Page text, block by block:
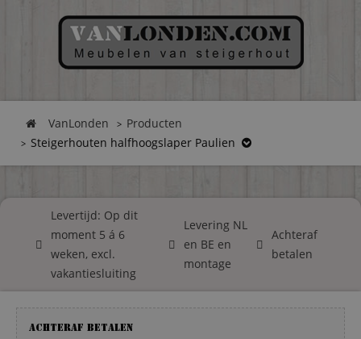
VanLonden
Producten
Steigerhouten halfhoogslaper Paulien
Levertijd: Op dit
moment 5 á 6
weken, excl.
vakantiesluiting
Levering NL
en BE en
montage
Achteraf
betalen
Achteraf betalen